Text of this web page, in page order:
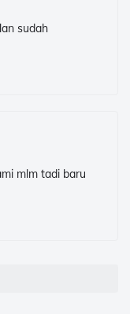
sudah
mlm tadi baru